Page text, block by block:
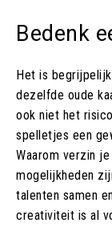
Bedenk
Het is
dezelfde oude
ook niet het
spelletjes een
Waarom verzin
mogelijkheden
talenten samen
creativiteit is al